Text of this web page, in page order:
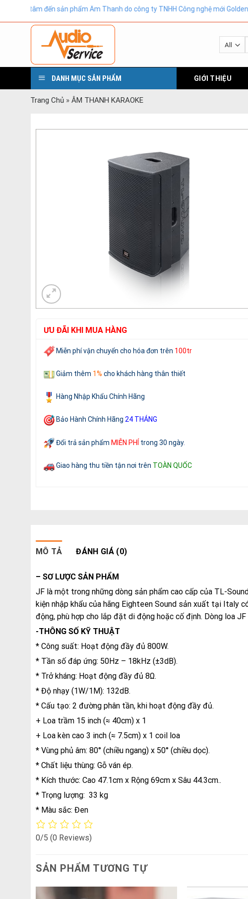
tâm đến sản phẩm Âm Thanh do công ty TNHH Công nghệ mới Golden
DANH MỤC SẢN PHẨM GIỚI THIỆU
Trang Chủ» ÂM THANH KARAOKE
ƯU ĐÃI KHI MUA HÀNG
Miễn phí vận chuyển cho hóa đơn trên 100tr
Giảm thêm 1% cho khách hàng thân thiết
Hàng Nhập Khẩu Chính Hãng
Bảo Hành Chính Hãng 24 THÁNG
Đổi trả sản phẩm MIỄN PHÍ trong 30 ngày.
Giao hàng thu tiền tận nơi trên TOÀN QUỐC
MÔ TẢ ĐÁNH GIÁ (0)
– SƠ LƯỢC SẢN PHẨM
JF là một trong những dòng sản phẩm cao cấp của TL-
kiện nhập khẩu của hãng Eighteen Sound sản xuất tại Italy
động, phù hợp cho lắp đặt di động hoặc cố định. Dòng loa
-THÔNG SỐ KỸ THUẬT
* Công suất: Hoạt động đầy đủ 800W.
* Tần số đáp ứng: 50Hz – 18kHz (±3dB).
* Trở kháng: Hoạt động đầy đủ 8Ω.
* Độ nhạy (1W/1M): 132dB.
* Cấu tạo: 2 đường phân tần, khi hoạt động đầy đủ.
+ Loa trầm 15 inch (≈ 40cm) x 1
+ Loa kèn cao 3 inch (≈ 7.5cm) x 1 coil loa
* Vùng phủ âm: 80° (chiều ngang) x 50° (chiều dọc).
* Chất liệu thùng: Gỗ ván ép.
* Kích thước: Cao 47.1cm x Rộng 69cm x Sâu 44.3cm..
* Trọng lượng: 33 kg
* Màu sắc: Đen
0/5 (0 Reviews)
SẢN PHẨM TƯƠNG TỰ